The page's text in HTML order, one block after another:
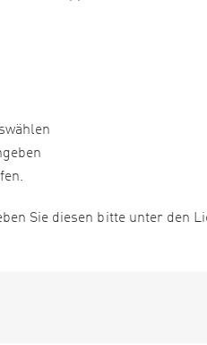
Sie diesen bitte unter den